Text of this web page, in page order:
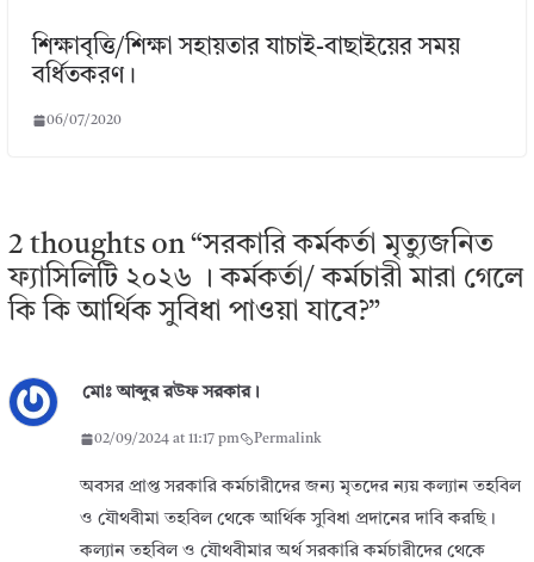
শিক্ষাবৃত্তি/শিক্ষা সহায়তার যাচাই-বাছাইয়ের সময়
বর্ধিতকরণ।
06/07/2020
2 thoughts on “সরকারি কর্মকর্তা মৃত্যুজনিত
ফ্যাসিলিটি ২০২৬ । কর্মকর্তা/ কর্মচারী মারা গেলে
কি কি আর্থিক সুবিধা পাওয়া যাবে?”
মোঃ আব্দুর রউফ সরকার।
02/09/2024 at 11:17 pm Permalink
অবসর প্রাপ্ত সরকারি কর্মচারীদের জন্য মৃতদের ন্যয় কল্যান তহবিল
ও যৌথবীমা তহবিল থেকে আর্থিক সুবিধা প্রদানের দাবি করছি।
কল্যান তহবিল ও যৌথবীমার অর্থ সরকারি কর্মচারীদের থেকে